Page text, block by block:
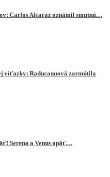
Carlos Alcaraz oznámil smutnú…
víťazky: Raducanuová zarmútila
Serena a Venus opäť…